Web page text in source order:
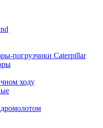
погрузчики Caterpillar
ходу